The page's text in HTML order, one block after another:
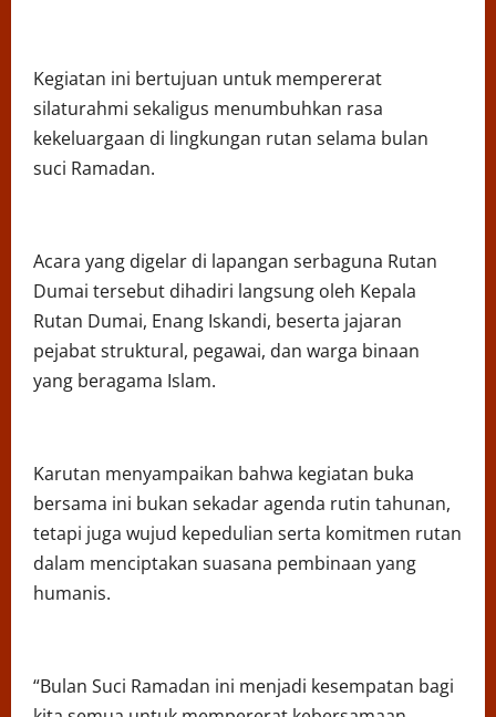
Kegiatan ini bertujuan untuk mempererat
silaturahmi sekaligus menumbuhkan rasa
kekeluargaan di lingkungan rutan selama bulan
suci Ramadan.
Acara yang digelar di lapangan serbaguna Rutan
Dumai tersebut dihadiri langsung oleh Kepala
Rutan Dumai, Enang Iskandi, beserta jajaran
pejabat struktural, pegawai, dan warga binaan
yang beragama Islam.
Karutan menyampaikan bahwa kegiatan buka
bersama ini bukan sekadar agenda rutin tahunan,
tetapi juga wujud kepedulian serta komitmen rutan
dalam menciptakan suasana pembinaan yang
humanis.
“Bulan Suci Ramadan ini menjadi kesempatan bagi